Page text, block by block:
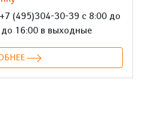
(495)304-30-39 с 8:00 до
16:00 в выходные